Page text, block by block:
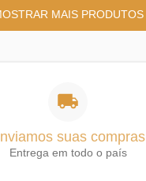
MAIS PRODUTOS
suas compras
Entrega em todo o país